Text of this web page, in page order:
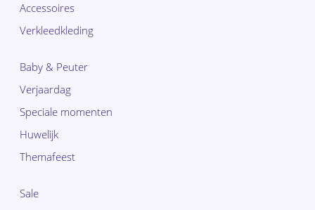
Accessoires
Verkleedkleding
Baby & Peuter
Verjaardag
Speciale momenten
Huwelijk
Themafeest
Sale